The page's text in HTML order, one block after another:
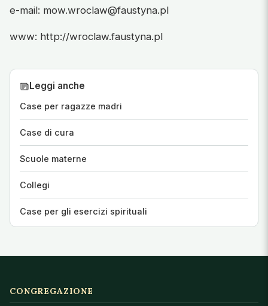
e-mail: mow.wroclaw@faustyna.pl
www: http://wroclaw.faustyna.pl
Leggi anche
Case per ragazze madri
Case di cura
Scuole materne
Collegi
Case per gli esercizi spirituali
CONGREGAZIONE